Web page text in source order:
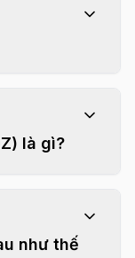
là gì?
như thế